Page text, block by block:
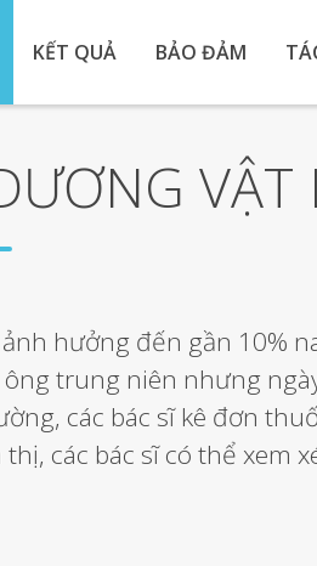
KẾT QUẢ BẢO ĐẢM
VẬT
hưởng đến gần 10%
trung niên nhưng
các bác sĩ kê đơn
các bác sĩ có thể xem